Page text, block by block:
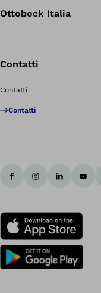
Ottobock Italia
Contatti
Contatti
Contatti